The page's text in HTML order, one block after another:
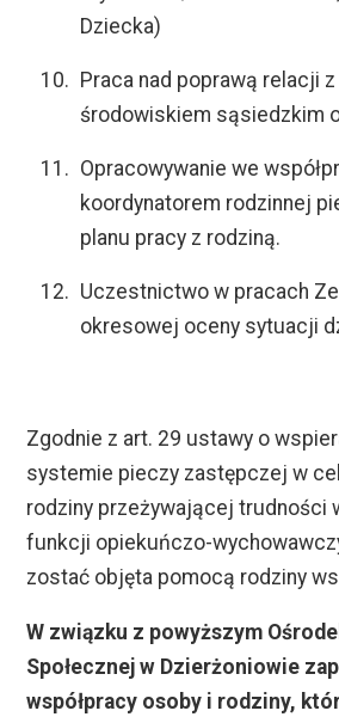
Dziecka)
Praca nad poprawą relacji
środowiskiem sąsiedzkim
Opracowywanie we
koordynatorem rodzinnej
planu pracy z rodziną.
Uczestnictwo w pracach
okresowej oceny sytuacji
Zgodnie z art. 29 ustawy o
systemie pieczy zastępczej w
rodziny przeżywającej trudności
funkcji opiekuńczo-
zostać objęta pomocą rodziny
W związku z powyższym
Społecznej w Dzierżoniowie
współpracy osoby i rodziny,